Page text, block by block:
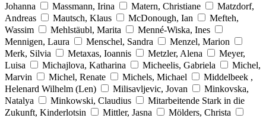
Johanna
Massmann, Irina Matern, Christiane
Matzdorf,
Andreas
Mautsch, Klaus McDonough, Ian
Mefteh,
Wassim
Mehlstäubl, Marita
Menné-Wiska, Ines
Mennigen, Laura
Menschel, Sandra
Menzel, Marion
Merk, Silvia
Metaxas, Ioannis Metzler, Alena
Meyer,
Luisa
Michajlova, Katharina Micheelis, Gabriela
Michel,
Marvin
Michel, Renate Michels, Michael
Middelbeek ,
Helenard Wilhelm (Len)
Milisavljevic, Jovan
Minkovska,
Natalya
Minkowski, Claudius
Mitarbeitende Stark in die
Zukunft, Kinderlotsin
Mittler, Jasna
Mölders, Christa